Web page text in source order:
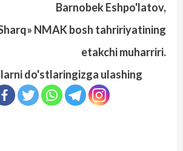
Barnobek Eshpo'latov,
NMAK bosh tahririyatining
etakchi muharriri.
do'stlaringizga ulashing